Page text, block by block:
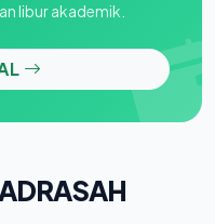
libur akademik.